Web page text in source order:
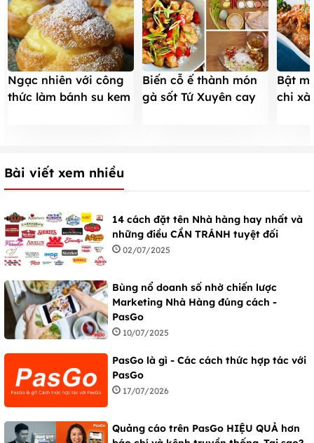
Ngạc nhiên với công
thức làm bánh su kem
Biến cỗ ế thành món
gà sốt Tứ Xuyên cay
Bật
chi
Bài viết xem nhiều
14 cách đặt tên Nhà hàng hay nhất và
những điều CẦN TRÁNH tuyệt đối
02/07/2025
Bùng nổ doanh số nhờ chiến lược
Marketing Nhà Hàng đúng cách -
PasGo
10/07/2025
PasGo là gì - Các cách thức hợp tác với
PasGo
17/07/2026
Quảng cáo trên PasGo HIỆU QUẢ hơn